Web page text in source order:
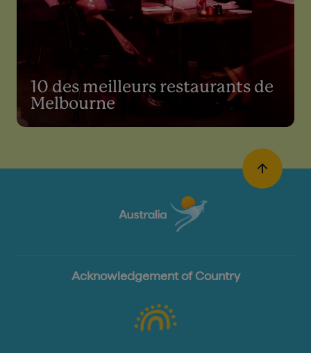
10 des meilleurs restaurants de
Melbourne
Acknowledgement of Country